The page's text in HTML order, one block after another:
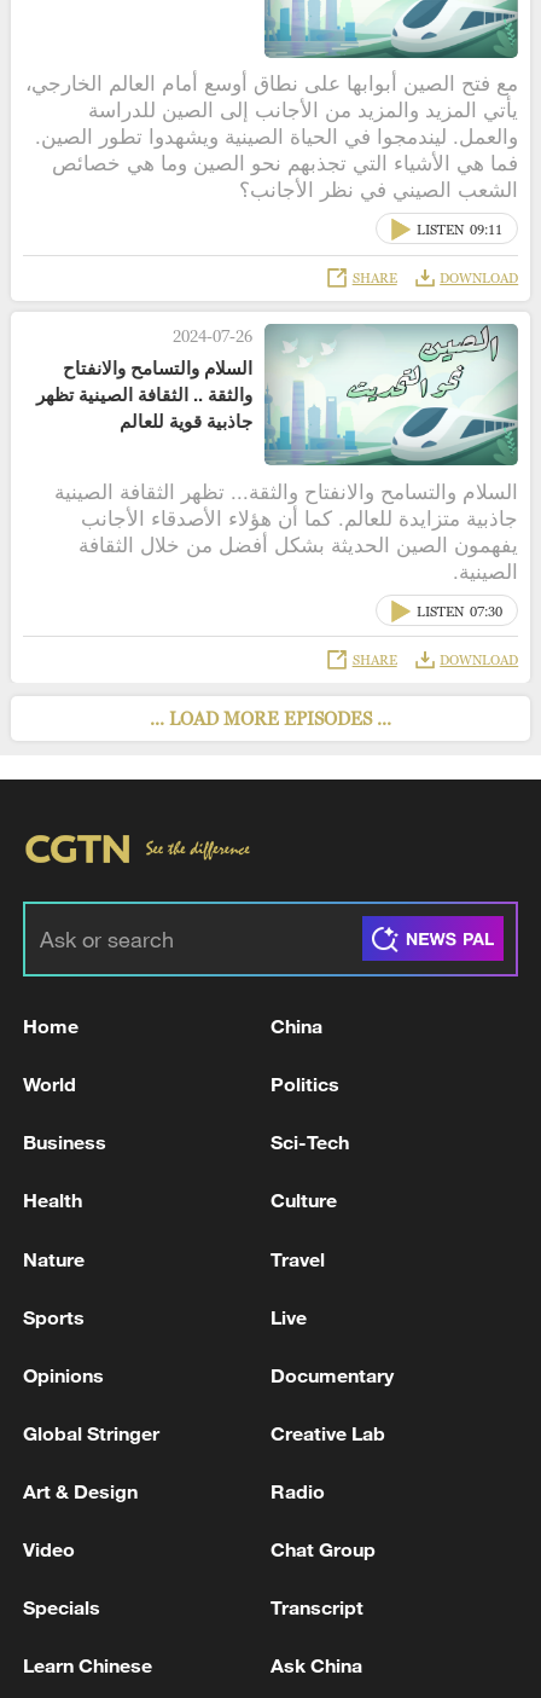
مع فتح الصين أبوابها على نطاق أوسع أمام العالم الخارجي،
يأتي المزيد والمزيد من الأجانب إلى الصين للدراسة
والعمل. ليندمجوا في الحياة الصينية ويشهدوا تطور الصين.
فما هي الأشياء التي تجذبهم نحو الصين وما هي خصائص
الشعب الصيني في نظر الأجانب؟
LISTEN 09:11
DOWNLOAD
SHARE
2024-07-26
السلام والتسامح والانفتاح
والثقة .. الثقافة الصينية تظهر
جاذبية قوية للعالم
السلام والتسامح والانفتاح والثقة... تظهر الثقافة الصينية
جاذبية متزايدة للعالم. كما أن هؤلاء الأصدقاء الأجانب
يفهمون الصين الحديثة بشكل أفضل من خلال الثقافة
الصينية.
LISTEN 07:30
DOWNLOAD
SHARE
... LOAD MORE EPISODES ...
Home China
World Politics
Business Sci-Tech
Health Culture
Nature Travel
Sports Live
Opinions Documentary
Global Stringer Creative Lab
Art & Design Radio
Video Chat Group
Specials Transcript
Learn Chinese Ask China